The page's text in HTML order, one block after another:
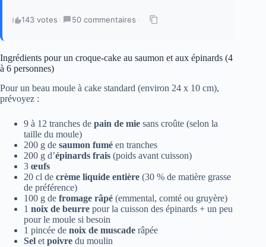
143 votes · 50 commentaires ·
Ingrédients pour un croque-cake au saumon et aux épinards (4
à 6 personnes)
Pour un beau moule à cake standard (environ 24 x 10 cm),
prévoyez :
9 à 12 tranches de pain de mie sans croûte (selon la
taille du moule)
200 g de saumon fumé en tranches
200 g d’épinards frais (poids avant cuisson)
3 œufs
20 cl de crème liquide entière (30 % de matière grasse
de préférence)
100 g de fromage râpé (emmental, comté ou gruyère)
1 noix de beurre pour la cuisson des épinards + un peu
pour le moule si besoin
1 pincée de noix de muscade râpée
Sel et poivre du moulin